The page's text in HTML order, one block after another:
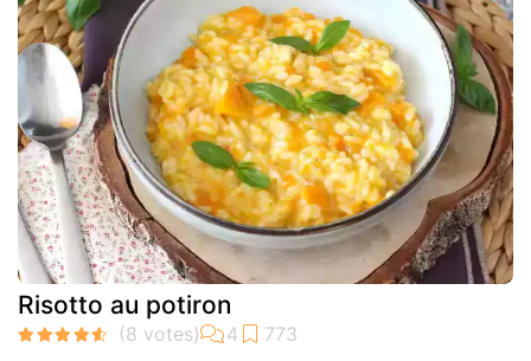
Risotto au potiron